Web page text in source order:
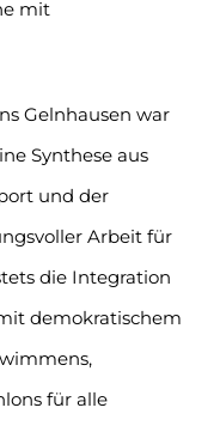
mit
Gelnhausen war
Synthese aus
und der
Arbeit für
die Integration
demokratischem
für alle